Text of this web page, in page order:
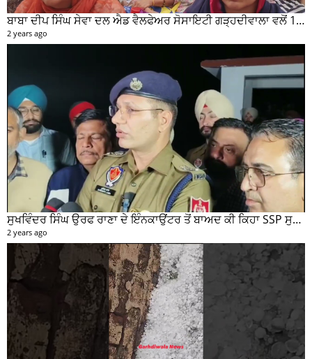
ਬਾਬਾ ਦੀਪ ਸਿੰਘ ਸੇਵਾ ਦਲ ਐਡ ਵੈਲਫੇਅਰ ਸੋਸਾਇਟੀ ਗੜ੍ਹਦੀਵਾਲਾ ਵਲੋਂ 100 ਵਾਂ ਮਹੀਨਾਵਾਰ ਰਾਸ਼ਨ ਵੰਡ ਸਮਾਰੋਹ ਕਰਵਾਇਆ
2 years ago
ਸੁਖਵਿੰਦਰ ਸਿੰਘ ਉਰਫ ਰਾਣਾ ਦੇ ਇੰਨਕਾਉਂਟਰ ਤੋਂ ਬਾਅਦ ਕੀ ਕਿਹਾ SSP ਸੁਰੇਂਦਰ ਲਾਂਬਾ ਤੁਸੀਂ ਵੀ ਸੁਣੋ...
2 years ago